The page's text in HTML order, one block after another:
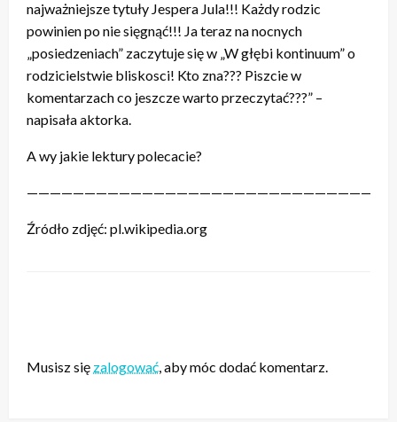
najważniejsze tytuły Jespera Jula!!! Każdy rodzic
powinien po nie sięgnąć!!! Ja teraz na nocnych
„posiedzeniach” zaczytuje się w „W głębi kontinuum” o
rodzicielstwie bliskosci! Kto zna??? Piszcie w
komentarzach co jeszcze warto przeczytać???” –
napisała aktorka.
A wy jakie lektury polecacie?
Źródło zdjęć: pl.wikipedia.org
Musisz się zalogować, aby móc dodać komentarz.